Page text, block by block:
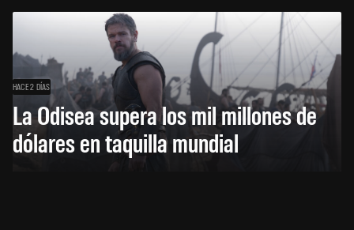
HACE 2 DÍAS
La Odisea supera los mil millones de
dólares en taquilla mundial